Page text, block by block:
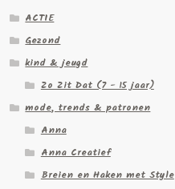
ACTIE
Gezond
kind & jeugd
Zo Zit Dat (7 - 15 jaar)
mode, trends & patronen
Anna
Anna Creatief
Breien en Haken met Style